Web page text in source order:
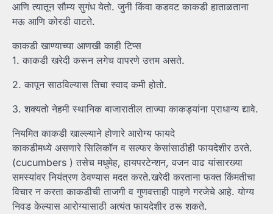
आणि त्यातून सौम्य सुगंध येतो. जुनी किंवा कडवट काकडी हाताळताना
मऊ आणि कोरडी वाटते.
काकडी खाण्याच्या आणखी काही टिप्स
1. काकडी खरेदी करून लगेच वापरणे उत्तम असते.
2. कापून साठविल्यास तिचा स्वाद कमी होतो.
3. शक्यतो नेहमी स्थानिक बाजारातील ताज्या काकड्यांना प्राधान्य द्यावे.
नियमित काकडी खाल्ल्याने होणारे आरोग्य फायदे
काकडीमध्ये असणारे सिलिकॉन व सल्फर केसांसाठीही फायदेशीर ठरते.
(cucumbers ) तसेच मधुमेह, हायपरटेन्शन, वजन वाढ यांसारख्या
समस्यांवर नियंत्रण ठेवण्यास मदत करते.खरेदी करताना फक्त किंमतीचा
विचार न करता काकडीची ताजगी व गुणवत्ताही पाहणे गरजेचे आहे. योग्य
निवड केल्यास आरोग्यासाठी अत्यंत फायदेशीर ठरू शकते.